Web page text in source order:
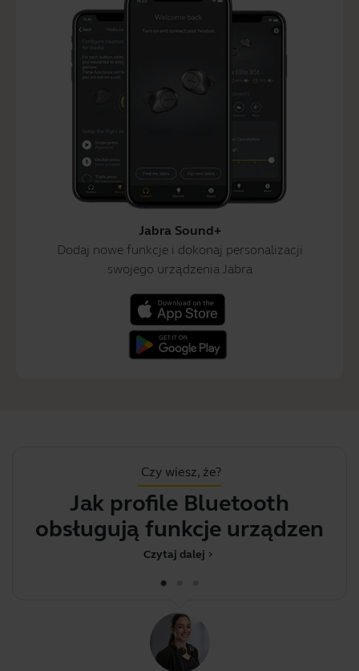
Jabra Sound+
Dodaj nowe funkcje i dokonaj personalizacji
swojego urządzenia Jabra
Czy wiesz, że?
Jak profile Bluetooth
obsługują funkcje urządzenia
Jab
Czytaj dalej